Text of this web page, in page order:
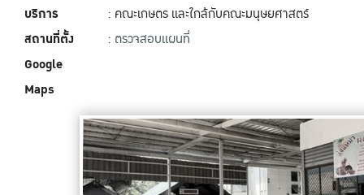
บริการ
สถานที่ตั้ง
Google
Maps
: คณะเกษตร และใกล้กับคณะมนุษยศาสตร์
: ตรวจสอบแผนที่